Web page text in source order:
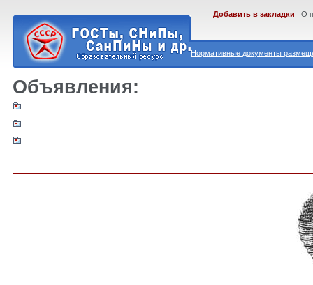
Нормативные документы
Добавить в закладки О
Объявления: